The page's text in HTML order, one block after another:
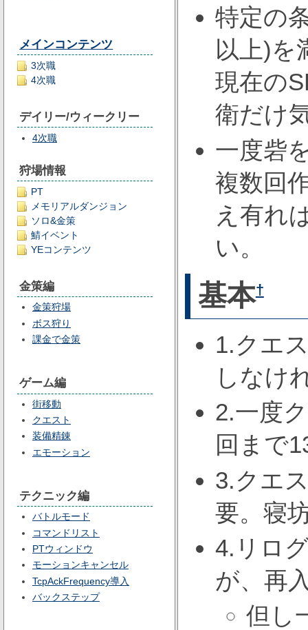
メインコンテンツ
3次職
4次職
デイリー/ウィークリー
4次職
狩場情報
PT
メモリアルダンジョン
ソロ&金策
鯖イベント
YEコンテンツ
金策編
金策狩場
ボス狩り
課金で金策
ゲーム編
街移動
クエスト
装備精錬
エモーション
テクニック編
バトルモード
コマンドリスト
PTウィンドウ
モーションキャンセル
TcpAckFrequency導入
バックステップ
特定の
以上)を
現在の
衛だけ
一度砦
複数回
え有れ
い。
基本†
1.クエ
しなけ
2.一度
回まで
3.クエ
要。寝
4.リロ
が、再
但し